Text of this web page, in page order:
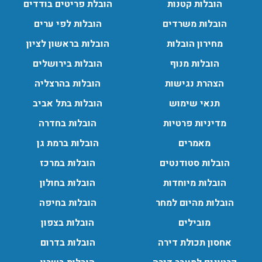
הובלות מנוף בפרדס חנה:
העברת פריטים כבדים עם מנוף בפרדס חנה ואפשרות הובלת
תכולת דירה שלמה עם מנוף.
עודכן לאחרונה: 24/02/2026, 10:42
הובלות קטנות
הובלות משרדים
מחירון הובלות
הובלות מנוף
הצהרת נגישות
תנאי שימוש
מדיניות פרטיות
מאמרים
הובלות סטודנטים
הובלות מיוחדות
הובלות מהיום למחר
מובילים
אחסון תכולת דירה
הובלת פריטים בודדים
הובלות לפי ערים
הובלות בראשון לציון
הובלות בירושלים
הובלות בהרצליה
הובלות בתל אביב
הובלות בחדרה
הובלות ברמת גן
הובלות במרכז
הובלות בחולון
הובלות בחיפה
הובלות בצפון
הובלות בדרום